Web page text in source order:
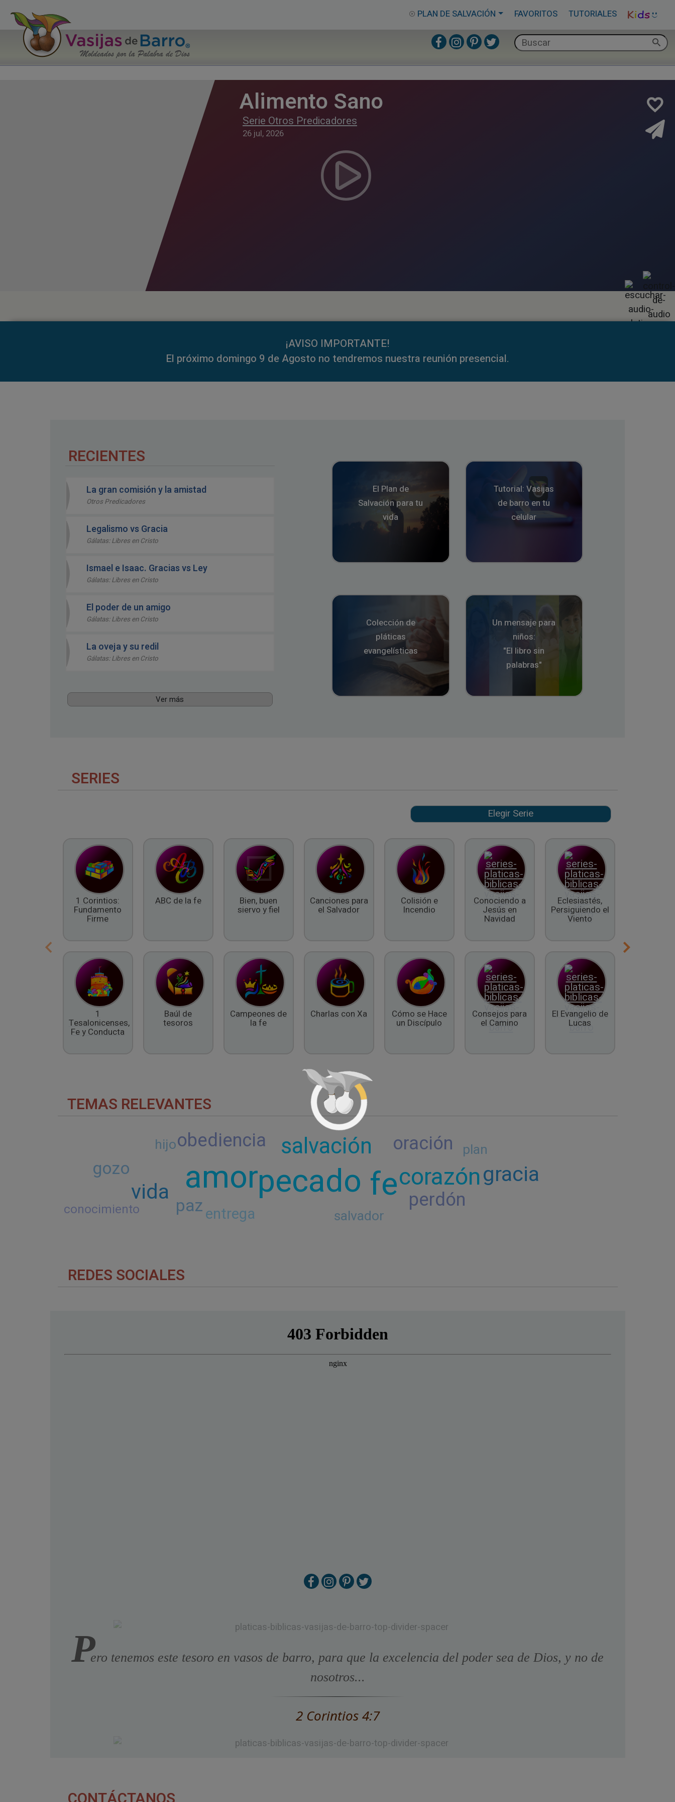
PLAN DE SALVACIÓN FAVORITOS TUTORIALES
Alimento Sano
Serie Otros Predicadores
26 jul, 2026
¡AVISO IMPORTANTE!
El próximo domingo 9 de Agosto no tendremos nuestra reunión presencial.
RECIENTES
La gran comisión y la amistad
Otros Predicadores
Legalismo vs Gracia
Gálatas: Libres en Cristo
Ismael e Isaac. Gracias vs Ley
Gálatas: Libres en Cristo
El poder de un amigo
Gálatas: Libres en Cristo
La oveja y su redil
Gálatas: Libres en Cristo
Ver más
El Plan de
Salvación para tu
vida
Tutorial: Vasijas
de barro en tu
celular
Colección de
pláticas
evangelísticas
Un mensaje para
niños:
"El libro sin
palabras"
SERIES
1 Corintios:
Fundamento
Firme
1
Tesalonicenses,
Fe y Conducta
ABC de la fe
Baúl de
tesoros
Bien, buen
siervo y fiel
Campeones de
la fe
Canciones para
el Salvador
Charlas con Xa
Colisión e
Incendio
Cómo se Hace
un Discípulo
Conociendo a
Jesús en
Navidad
Consejos para
el Camino
Eclesiastés,
Persiguiendo el
Viento
El Evangelio de
Lucas
TEMAS RELEVANTES
pecado
amor fecorazón
salvación
vida
gracia
perdón
obediencia oración
paz
gozo
entrega salvador
plan
hijo
conocimiento
REDES SOCIALES
Pero tenemos este tesoro en vasos de barro, para que la excelencia del poder sea de Dios, y no de
nosotros...
2 Corintios 4:7